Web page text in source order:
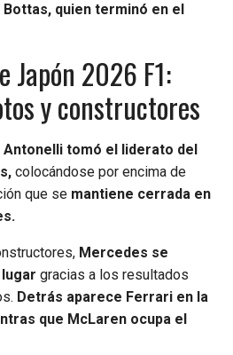
quien terminó en el
Japón 2026 F1:
y constructores
Antonelli tomó el liderato del
colocándose por encima de
que se mantiene cerrada en
Mercedes se
gracias a los resultados
Detrás aparece Ferrari en la
que McLaren ocupa el